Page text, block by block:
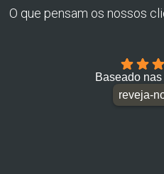
O que pensam os nossos
Baseado
reveja-